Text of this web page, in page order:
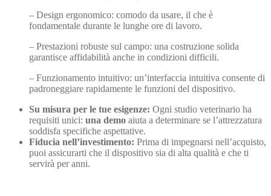
– Design ergonomico: comodo da usare, il che è
fondamentale durante le lunghe ore di lavoro.
– Prestazioni robuste sul campo: una costruzione solida
garantisce affidabilità anche in condizioni difficili.
– Funzionamento intuitivo: un’interfaccia intuitiva consente di
padroneggiare rapidamente le funzioni del dispositivo.
Su misura per le tue esigenze: Ogni studio veterinario ha
requisiti unici: una demo aiuta a determinare se l’attrezzatura
soddisfa specifiche aspettative.
Fiducia nell’investimento: Prima di impegnarsi nell’acquisto,
puoi assicurarti che il dispositivo sia di alta qualità e che ti
servirà per anni.